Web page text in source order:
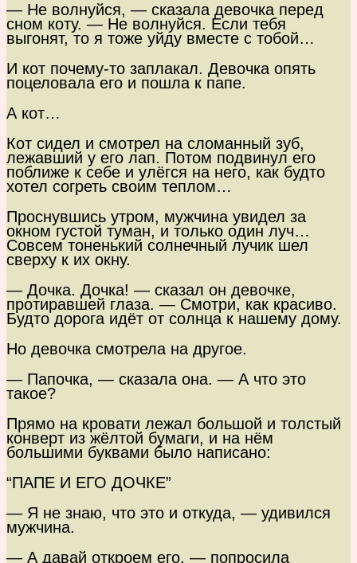
— Не волнуйся, — сказала девочка перед
сном коту. — Не волнуйся. Если тебя
выгонят, то я тоже уйду вместе с тобой…
И кот почему-то заплакал. Девочка опять
поцеловала его и пошла к папе.
А кот…
Кот сидел и смотрел на сломанный зуб,
лежавший у его лап. Потом подвинул его
поближе к себе и улёгся на него, как будто
хотел согреть своим теплом…
Проснувшись утром, мужчина увидел за
окном густой туман, и только один луч…
Совсем тоненький солнечный лучик шел
сверху к их окну.
— Дочка. Дочка! — сказал он девочке,
протиравшей глаза. — Смотри, как красиво.
Будто дорога идёт от солнца к нашему дому.
Но девочка смотрела на другое.
— Папочка, — сказала она. — А что это
такое?
Прямо на кровати лежал большой и толстый
конверт из жёлтой бумаги, и на нём
большими буквами было написано:
“ПАПЕ И ЕГО ДОЧКЕ”
— Я не знаю, что это и откуда, — удивился
мужчина.
— А давай откроем его, — попросила